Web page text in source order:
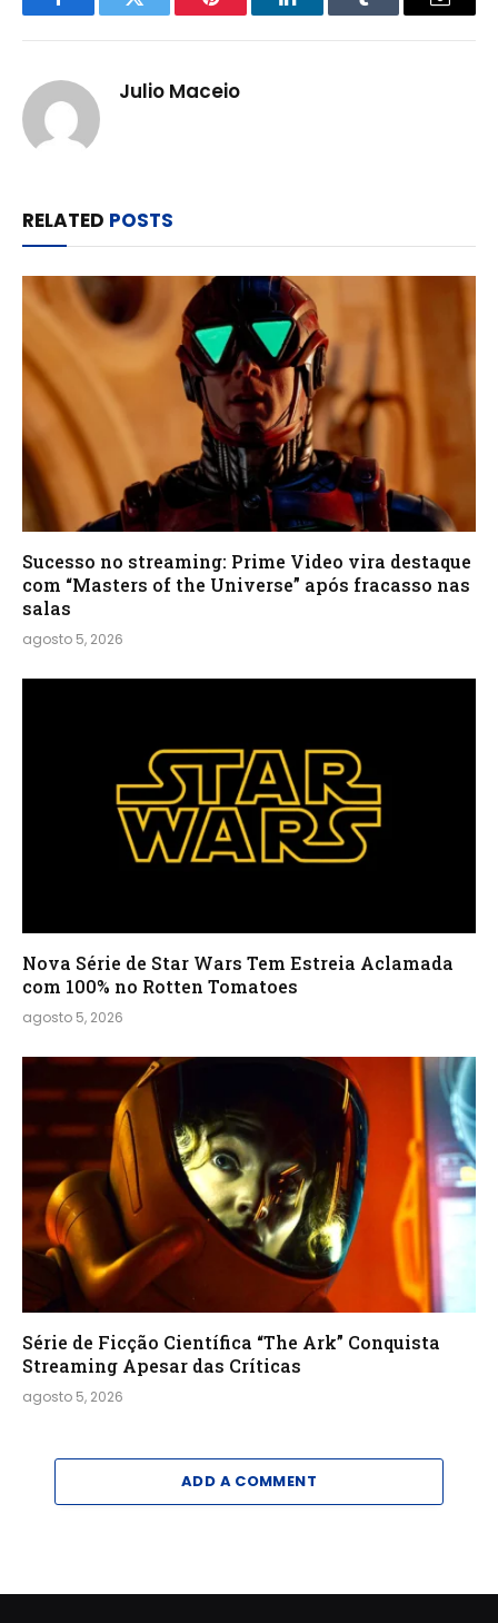
FacebookTwitter Pinterest LinkedInTumblr Email
Julio Maceio
RELATED POSTS
Sucesso no streaming: Prime Video vira destaque
com “Masters of the Universe” após fracasso nas
salas
agosto 5, 2026
Nova Série de Star Wars Tem Estreia Aclamada
com 100% no Rotten Tomatoes
agosto 5, 2026
Série de Ficção Científica “The Ark” Conquista
Streaming Apesar das Críticas
agosto 5, 2026
ADD A COMMENT